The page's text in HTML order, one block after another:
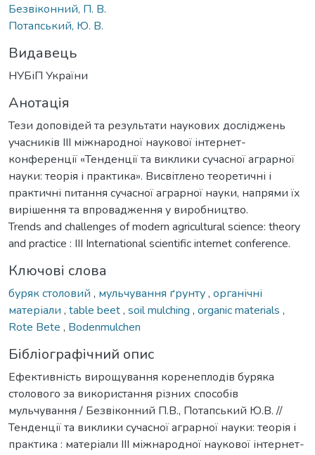
Безвіконний, П. В.
Потапський, Ю. В.
Видавець
НУБіП України
Анотація
Тези доповідей та результати наукових досліджень
учасників IIІ міжнародної наукової інтернет-
конференції «Тенденції та виклики сучасної аграрної
науки: теорія і практика». Висвітлено теоретичні і
практичні питання сучасної аграрної науки, напрями їх
вирішення та впровадження у виробництво.
Trends and challenges of modern agricultural science: theory
and practice : III International scientific internet conference.
Ключові слова
буряк столовий , мульчування ґрунту, органічні
матеріали , table beet, soil mulching , organic materials ,
Rote Bete , Bodenmulchen
Бібліографічний опис
Ефективність вирощування коренеплодів буряка
столового за використання різних способів
мульчування / Безвіконний П.В., Потапський Ю.В. //
Тенденції та виклики сучасної аграрної науки: теорія і
практика : матеріали IIІ міжнародної наукової інтернет-